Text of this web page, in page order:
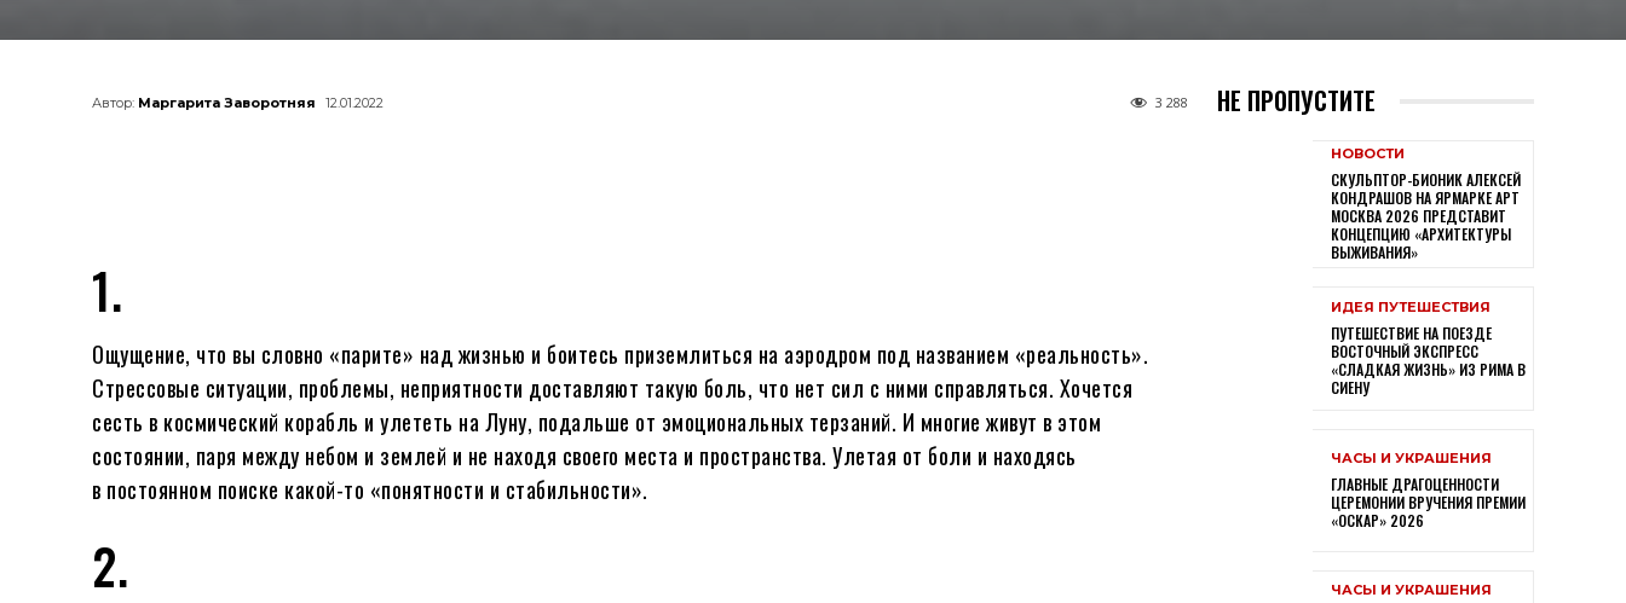
Автор: Маргарита Заворотняя 12.01.2022 3 288
1.
Ощущение, что вы словно «парите» над жизнью и боитесь приземлиться на аэродром под названием «реальность».
Стрессовые ситуации, проблемы, неприятности доставляют такую боль, что нет сил с ними справляться. Хочется
сесть в космический корабль и улететь на Луну, подальше от эмоциональных терзаний. И многие живут в этом
состоянии, паря между небом и землей и не находя своего места и пространства. Улетая от боли и находясь
в постоянном поиске какой-то «понятности и стабильности».
2.
НЕ ПРОПУСТИТЕ
НОВОСТИ
СКУЛЬПТОР-БИОНИК АЛЕКСЕЙ
КОНДРАШОВ НА ЯРМАРКЕ АРТ
МОСКВА 2026 ПРЕДСТАВИТ
КОНЦЕПЦИЮ «АРХИТЕКТУРЫ
ВЫЖИВАНИЯ»
ИДЕЯ ПУТЕШЕСТВИЯ
ПУТЕШЕСТВИЕ НА ПОЕЗДЕ
ВОСТОЧНЫЙ ЭКСПРЕСС
«СЛАДКАЯ ЖИЗНЬ» ИЗ РИМА В
СИЕНУ
ЧАСЫ И УКРАШЕНИЯ
ГЛАВНЫЕ ДРАГОЦЕННОСТИ
ЦЕРЕМОНИИ ВРУЧЕНИЯ ПРЕМИИ
«ОСКАР» 2026
ЧАСЫ И УКРАШЕНИЯ